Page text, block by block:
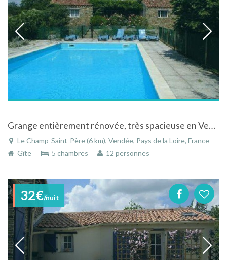
Grange entièrement rénovée, très spacieuse en Vendée
Le Champ-Saint-Père (6 km), Vendée, Pays de la Loire, France
Gîte
5 chambres 12 personnes
32€/nuit